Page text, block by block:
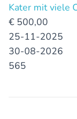
Kater mit viele
€ 500,00
25-11-2025
30-08-2026
565